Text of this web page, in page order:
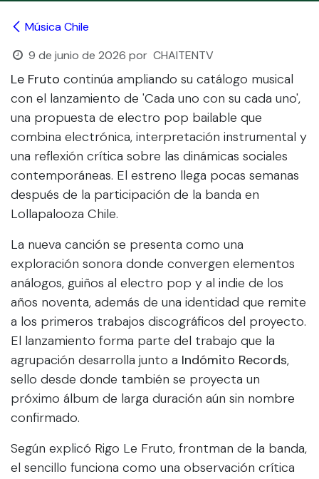
Música Chile
9 de junio de 2026 por CHAITENTV
Le Fruto continúa ampliando su catálogo musical
con el lanzamiento de 'Cada uno con su cada uno',
una propuesta de electro pop bailable que
combina electrónica, interpretación instrumental y
una reflexión crítica sobre las dinámicas sociales
contemporáneas. El estreno llega pocas semanas
después de la participación de la banda en
Lollapalooza Chile.
La nueva canción se presenta como una
exploración sonora donde convergen elementos
análogos, guiños al electro pop y al indie de los
años noventa, además de una identidad que remite
a los primeros trabajos discográficos del proyecto.
El lanzamiento forma parte del trabajo que la
agrupación desarrolla junto a Indómito Records,
sello desde donde también se proyecta un
próximo álbum de larga duración aún sin nombre
confirmado.
Según explicó Rigo Le Fruto, frontman de la banda,
el sencillo funciona como una observación crítica